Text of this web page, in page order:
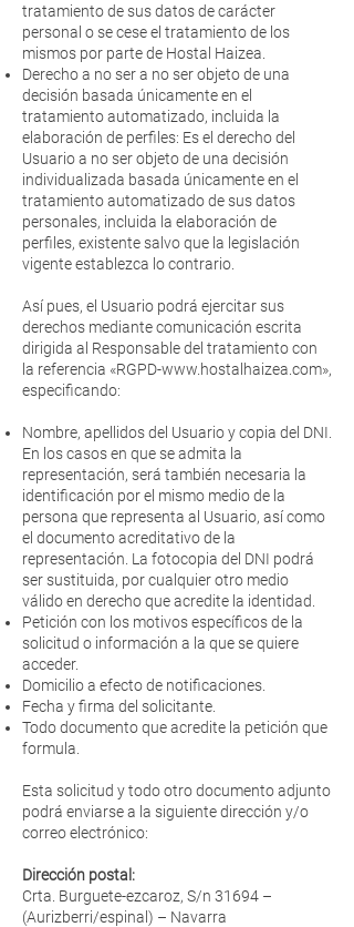
tratamiento de sus datos de carácter
personal o se cese el tratamiento de los
mismos por parte de Hostal Haizea.
Derecho a no ser a no ser objeto de una
decisión basada únicamente en el
tratamiento automatizado, incluida la
elaboración de perfiles: Es el derecho del
Usuario a no ser objeto de una decisión
individualizada basada únicamente en el
tratamiento automatizado de sus datos
personales, incluida la elaboración de
perfiles, existente salvo que la legislación
vigente establezca lo contrario.
Así pues, el Usuario podrá ejercitar sus
derechos mediante comunicación escrita
dirigida al Responsable del tratamiento con
la referencia «RGPD-www.hostalhaizea.com»,
especificando:
Nombre, apellidos del Usuario y copia del DNI.
En los casos en que se admita la
representación, será también necesaria la
identificación por el mismo medio de la
persona que representa al Usuario, así como
el documento acreditativo de la
representación. La fotocopia del DNI podrá
ser sustituida, por cualquier otro medio
válido en derecho que acredite la identidad.
Petición con los motivos específicos de la
solicitud o información a la que se quiere
acceder.
Domicilio a efecto de notificaciones.
Fecha y firma del solicitante.
Todo documento que acredite la petición que
formula.
Esta solicitud y todo otro documento adjunto
podrá enviarse a la siguiente dirección y/o
correo electrónico:
Dirección postal:
Crta. Burguete-ezcaroz, S/n 31694 –
(Aurizberri/espinal) – Navarra